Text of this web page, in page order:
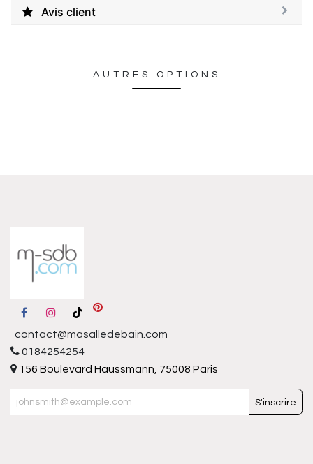
Avis client
AUTRES OPTIONS
contact@masalledebain.com
0184254254
156 Boulevard Haussmann, 75008 Paris
S'inscrire